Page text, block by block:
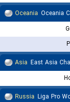
Oceania Oceania
Asia East Asia
Russia Liga Pro